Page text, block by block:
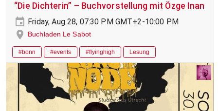
“Die Dichterin” – Buchvorstellung mit Özge Inan
Friday, Aug 28, 07:30 PM GMT+2-10:00 PM
Buchladen Le Sabot
#bonn #events #flyinghigh Lesung